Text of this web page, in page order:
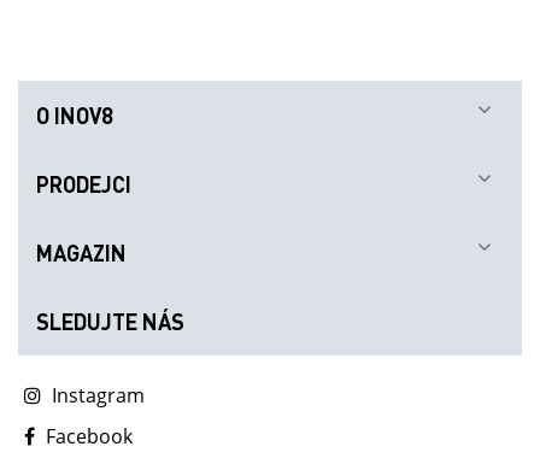
O INOV8
PRODEJCI
MAGAZIN
SLEDUJTE NÁS
Instagram
Facebook